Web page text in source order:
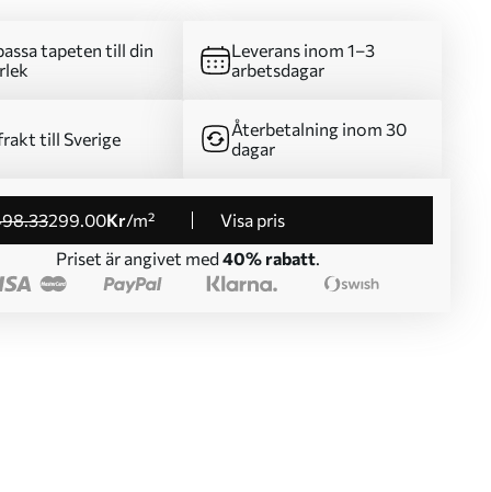
tapeten till din
Leverans inom 1–3
arbetsdagar
till Sverige
Återbetalning inom 30
dagar
.33299.00Kr/m²
Visa pris
Priset är angivet med 40% rabatt.